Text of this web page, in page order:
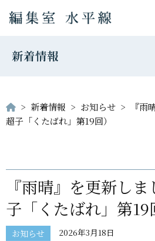
テ
へ
ス
新着情報
> 新着情報 > お知らせ >
『雨
超子「くたばれ」第19回）
『雨晴』を更新し
子「くたばれ」第19
お知らせ 2026年3月18日